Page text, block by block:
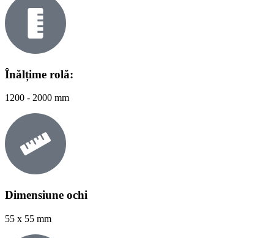
Înălțime rolă:
1200 - 2000 mm
Dimensiune ochi
55 x 55 mm